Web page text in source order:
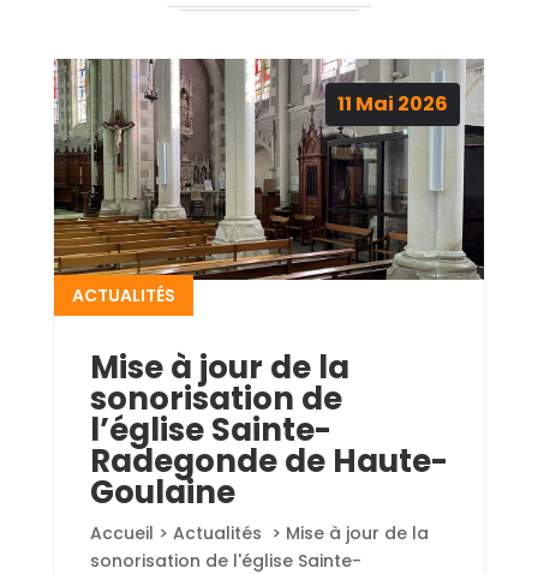
Mise à jour de la
sonorisation de
l’église Sainte-
Radegonde de Haute-
Goulaine
ACTUALITÉS
Accueil > Actualités > Mise à jour de la
sonorisation de l'église Sainte-
11 Mai 2026